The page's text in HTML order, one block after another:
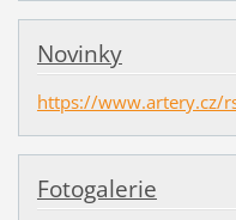
Novinky
https://www.artery.cz/
Fotogalerie